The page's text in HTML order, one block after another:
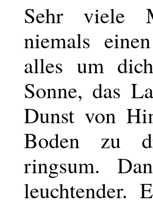
Sehr viele
niemals
alles um
Sonne, das
Dunst von
Boden zu
ringsum.
leuchtender.